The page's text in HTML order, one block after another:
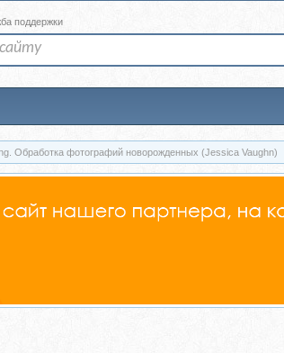
поддержки
Обработка фотографий новорожденных (Jessica Vaughn)